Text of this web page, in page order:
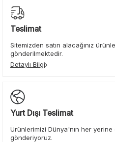
Teslimat
Sitemizden satın alacağınız
gönderilmektedir.
Detaylı Bilgi
Yurt Dışı Teslimat
Ürünlerimizi Dünya'nın her
gönderiyoruz.